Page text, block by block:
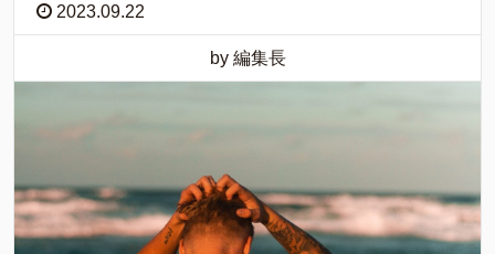
2023.09.22
by 編集長